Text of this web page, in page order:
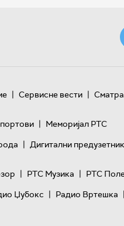
| Сервисне вести |
| Меморијал РТС
| Дигитални предузетник
| РТС Музика | РТС
Џубокс | Радио Вртешка |